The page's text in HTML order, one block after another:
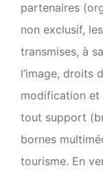
partenaires
non exclusif,
transmises, à
l’image, droits
modification
tout support
bornes
tourisme. En